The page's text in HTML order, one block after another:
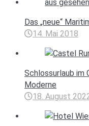
Das „neue“
14. Mai 2018
Schlossurlaub
Moderne
18. August